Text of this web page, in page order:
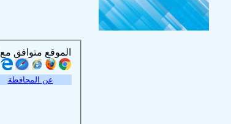
الموقع متوافق مع المتصفحات التالية :
عن المحافظة